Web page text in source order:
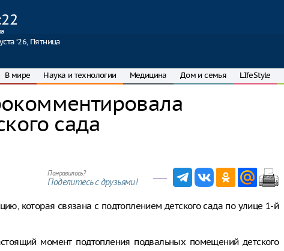
22
‘26, Пятница
В мире Наука и технологии Медицина Дом и семья LIfeStyle
сада
Понравилось?
Поделитесь с друзьями!
которая связана с подтоплением детского сада по улице 1-й
момент подтопления подвальных помещений детского